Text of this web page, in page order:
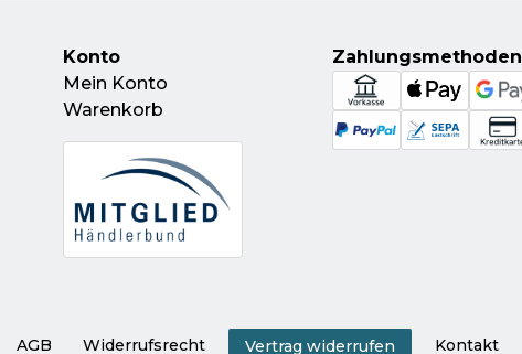
Konto
Mein Konto
Warenkorb
Zahlungsmethoden
AGB Widerrufs­recht Vertrag widerrufen Kontakt